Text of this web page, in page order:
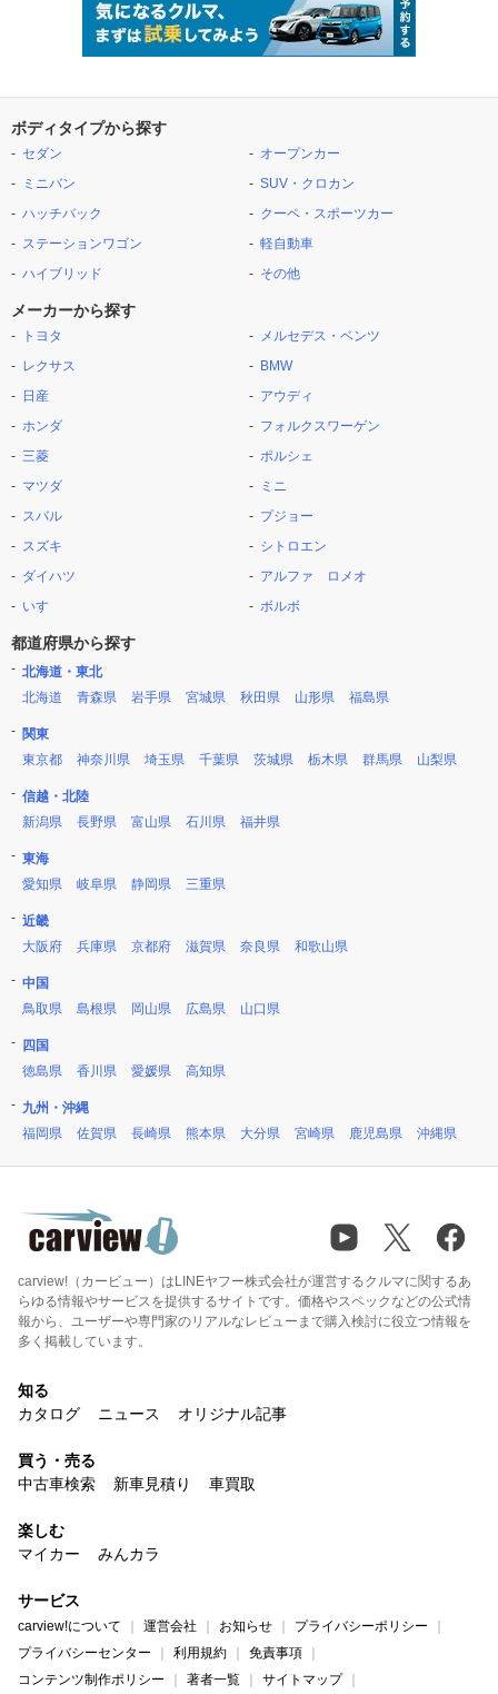
ボディタイプから探す
セダン
ミニバン
ハッチバック
ステーションワゴン
ハイブリッド
オープンカー
SUV・クロカン
クーペ・スポーツカー
軽自動車
その他
メーカーから探す
トヨタ
レクサス
日産
ホンダ
三菱
マツダ
スバル
スズキ
ダイハツ
いすゞ
メルセデス・ベンツ
BMW
アウディ
フォルクスワーゲン
ポルシェ
ミニ
プジョー
シトロエン
アルファ ロメオ
ボルボ
都道府県から探す
北海道・東北
北海道
青森県 岩手県 宮城県 秋田県 山形県 福島県
関東
東京都
神奈川県 埼玉県 千葉県 茨城県 栃木県 群馬県 山梨県
信越・北陸
新潟県
長野県 富山県 石川県 福井県
東海
愛知県
岐阜県 静岡県 三重県
近畿
大阪府
兵庫県 京都府 滋賀県 奈良県 和歌山県
中国
鳥取県
島根県 岡山県 広島県 山口県
四国
徳島県
香川県 愛媛県 高知県
九州・沖縄
福岡県
佐賀県 長崎県 熊本県 大分県 宮崎県 鹿児島県 沖縄県
carview!（カービュー）はLINEヤフー株式会社が運営するクルマに関するあ
らゆる情報やサービスを提供するサイトです。価格やスペックなどの公式情
報から、ユーザーや専門家のリアルなレビューまで購入検討に役立つ情報を
多く掲載しています。
知る
カタログ
ニュース オリジナル記事
買う・売る
中古車検索
新車見積り 車買取
楽しむ
マイカー
みんカラ
サービス
carview!について 運営会社 お知らせ
プライバシーポリシー
プライバシーセンター
利用規約
免責事項
コンテンツ制作ポリシー
著者一覧 サイトマップ